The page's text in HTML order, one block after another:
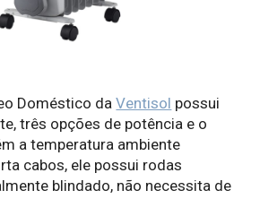
Doméstico daVentisol possui
três opções de potência e o
a temperatura ambiente
cabos, ele possui rodas
blindado, não necessita de